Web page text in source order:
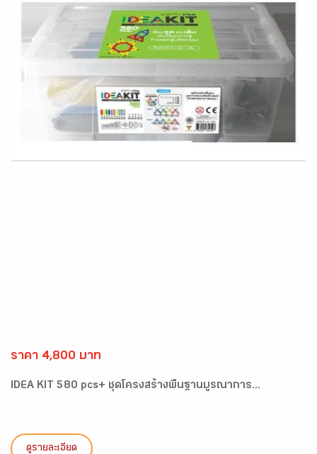
ราคา 4,800 บาท
IDEA KIT 580 pcs+ ชุดโครงสร้างพื้นฐานบูรณาการ...
ดูรายละเอียด